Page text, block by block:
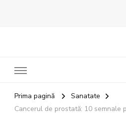
Prima pagină
Sanatate
Cancerul de prostată: 10 semnale